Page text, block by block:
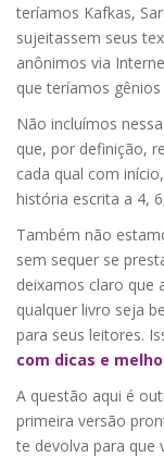
teríamos Kafkas,
sujeitassem seus
anônimos via
que teríamos
Não incluímos
que, por definição,
cada qual com
história escrita a 4,
Também não
sem sequer se
deixamos claro que
qualquer livro seja
para seus leitores.
com dicas e
A questão aqui é
primeira versão
te devolva para que